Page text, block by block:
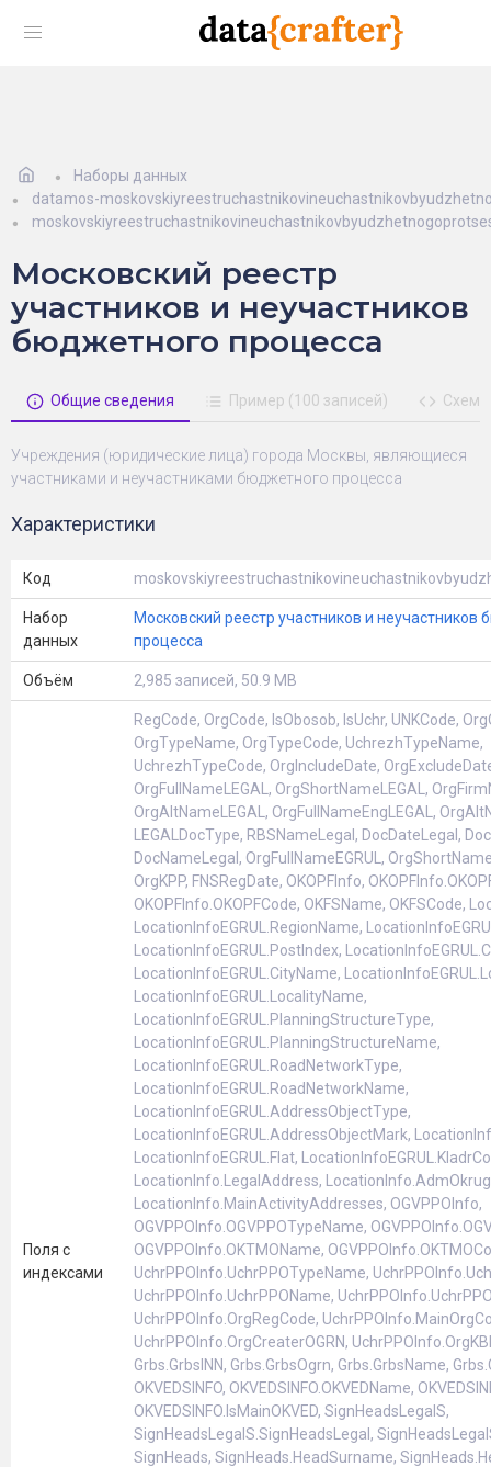
Наборы данных
datamos-
Московский реестр
участников и неучастников
бюджетного процесса
Общие сведения Пример (100 записей) Схема
Учреждения (юридические лица) города Москвы, являющиеся
участниками и неучастниками бюджетного процесса
Характеристики
Код
Набор
данных
Московский реестр участников и неучастников
процесса
Объём 2,985 записей, 50.9 MB
Поля с
индексами
RegCode, OrgCode, IsObosob, IsUchr, UNKCode,
OrgTypeName, OrgTypeCode, UchrezhTypeName,
UchrezhTypeCode, OrgIncludeDate,
OrgFullNameLEGAL, OrgShortNameLEGAL,
OrgAltNameLEGAL, OrgFullNameEngLEGAL,
LEGALDocType, RBSNameLegal, DocDateLegal,
DocNameLegal, OrgFullNameEGRUL,
OrgKPP, FNSRegDate, OKOPFInfo,
OKOPFInfo.OKOPFCode, OKFSName, OKFSCode,
LocationlnfoEGRUL.RegionName,
LocationlnfoEGRUL.Postlndex,
LocationlnfoEGRUL.CityName,
LocationlnfoEGRUL.LocalityName,
LocationlnfoEGRUL.PlanningStructureType,
LocationlnfoEGRUL.PlanningStructureName,
LocationlnfoEGRUL.RoadNetworkType,
LocationlnfoEGRUL.RoadNetworkName,
LocationlnfoEGRUL.AddressObjectType,
LocationlnfoEGRUL.AddressObjectMark,
LocationlnfoEGRUL.Flat,
Locationlnfo.LegalAddress,
Locationlnfo.MainActivityAddresses, OGVPPOInfo,
OGVPPOInfo.OGVPPOTypeName,
OGVPPOInfo.OKTMOName,
UchrPPOInfo.UchrPPOTypeName,
UchrPPOInfo.UchrPPOName,
UchrPPOInfo.OrgRegCode,
UchrPPOInfo.OrgCreaterOGRN,
Grbs.GrbsINN, Grbs.GrbsOgrn, Grbs.GrbsName,
OKVEDSINFO, OKVEDSINFO.OKVEDName,
OKVEDSINFO.IsMainOKVED, SignHeadsLegalS,
SignHeadsLegalS.SignHeadsLegal,
SignHeads, SignHeads.HeadSurname,